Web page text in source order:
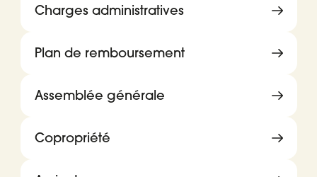
Charges administratives
Plan de remboursement
Assemblée générale
Copropriété